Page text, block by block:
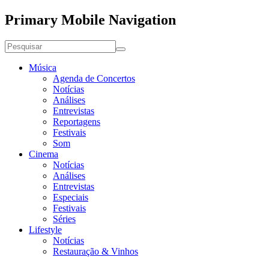
Primary Mobile Navigation
Música
Agenda de Concertos
Notícias
Análises
Entrevistas
Reportagens
Festivais
Som
Cinema
Notícias
Análises
Entrevistas
Especiais
Festivais
Séries
Lifestyle
Notícias
Restauração & Vinhos